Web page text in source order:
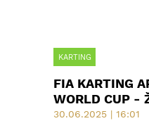
KARTING
FIA KARTING
WORLD CUP -
30.06.2025 | 16:01